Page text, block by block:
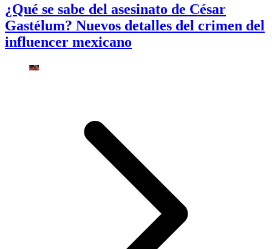
¿Qué se sabe del asesinato de César
Gastélum? Nuevos detalles del crimen del
influencer mexicano